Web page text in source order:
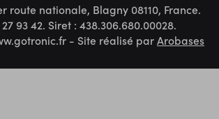
route nationale, Blagny 08110, France.
93 42. Siret : 438.306.680.00028.
- Site réalisé parArobases